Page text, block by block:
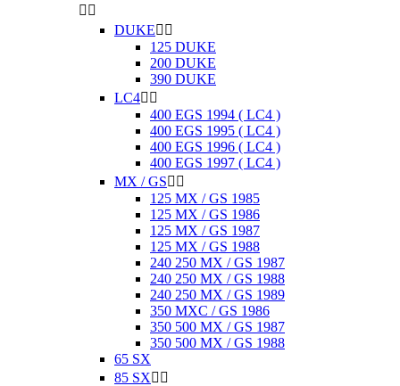
 
DUKE 
125 DUKE
200 DUKE
390 DUKE
LC4 
400 EGS 1994 ( LC4 )
400 EGS 1995 ( LC4 )
400 EGS 1996 ( LC4 )
400 EGS 1997 ( LC4 )
MX / GS 
125 MX / GS 1985
125 MX / GS 1986
125 MX / GS 1987
125 MX / GS 1988
240 250 MX / GS 1987
240 250 MX / GS 1988
240 250 MX / GS 1989
350 MXC / GS 1986
350 500 MX / GS 1987
350 500 MX / GS 1988
65 SX
85 SX 